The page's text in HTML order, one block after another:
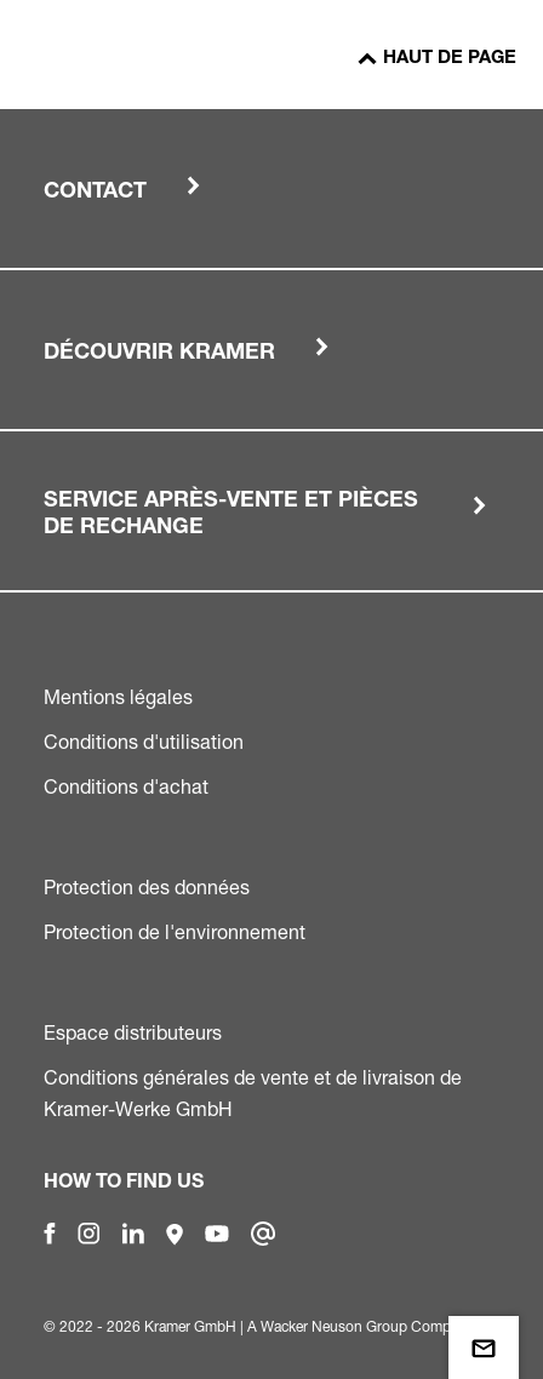
HAUT DE PAGE
CONTACT
DÉCOUVRIR KRAMER
SERVICE APRÈS-VENTE ET PIÈCES
DE RECHANGE
Mentions légales
Conditions d'utilisation
Conditions d'achat
Protection des données
Protection de l'environnement
Espace distributeurs
Conditions générales de vente et de livraison de
Kramer-Werke GmbH
HOW TO FIND US
© 2022 - 2026 Kramer GmbH | A Wacker Neuson Group Company